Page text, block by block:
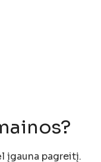
įgauna pagreitį.